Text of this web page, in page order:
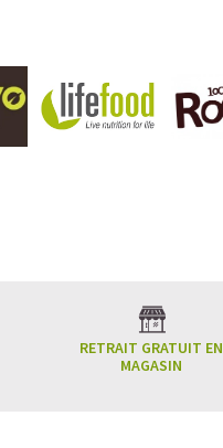
RETRAIT GRATUIT EN
MAGASIN